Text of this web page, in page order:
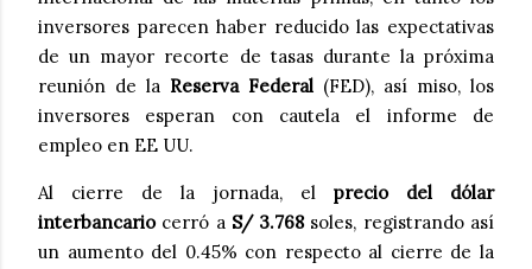
inversores parecen haber reducido las expectativas
de un mayor recorte de tasas durante la próxima
reunión de la Reserva Federal (FED), así miso, los
inversores esperan con cautela el informe de
empleo en EE UU.
Al cierre de la jornada, el precio del dólar
interbancariocerró a S/ 3.768 soles, registrando así
un aumento del 0.45% con respecto al cierre de la